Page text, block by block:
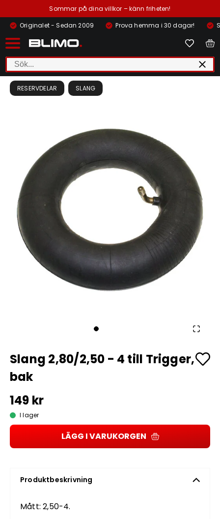
Sommar på dina villkor – känn friheten!
Originalet - Sedan 2009
Prova hemma i 30 dagar!
RESERVDELAR SLANG
Slang 2,80/2,50 - 4 till Trigger,
bak
149 kr
I lager
LÄGG I VARUKORGEN
Produktbeskrivning
Mått: 2,50-4.